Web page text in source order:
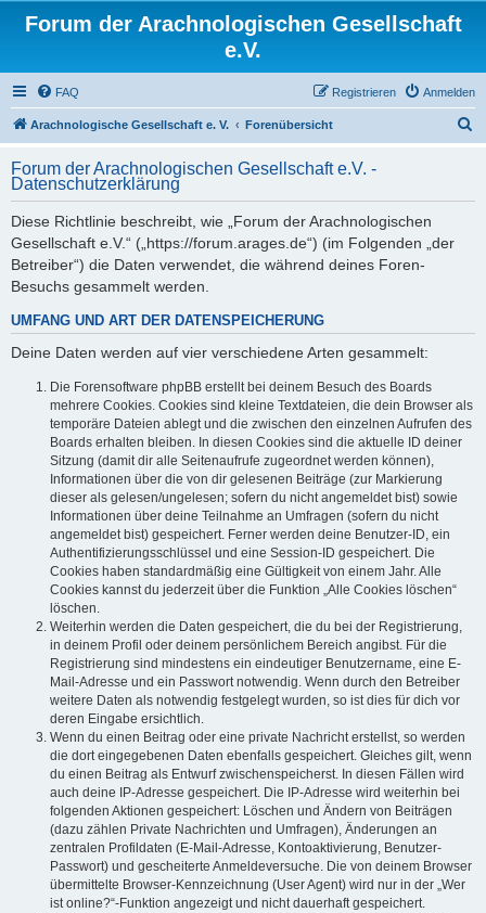
Forum der Arachnologischen Gesellschaft
e.V.
FAQ Anmelden
Registrieren
Arachnologische Gesellschaft e. V. Forenübersicht
h
Forum der Arachnologischen Gesellschaft e.V. -
Datenschutzerklärung
Diese Richtlinie beschreibt, wie „Forum der Arachnologischen
Gesellschaft e.V.“ („https://forum.arages.de“) (im Folgenden „der
Betreiber“) die Daten verwendet, die während deines Foren-
Besuchs gesammelt werden.
UMFANG UND ART DER DATENSPEICHERUNG
Deine Daten werden auf vier verschiedene Arten gesammelt:
Die Forensoftware phpBB erstellt bei deinem Besuch des Boards
mehrere Cookies. Cookies sind kleine Textdateien, die dein Browser als
temporäre Dateien ablegt und die zwischen den einzelnen Aufrufen des
Boards erhalten bleiben. In diesen Cookies sind die aktuelle ID deiner
Sitzung (damit dir alle Seitenaufrufe zugeordnet werden können),
Informationen über die von dir gelesenen Beiträge (zur Markierung
dieser als gelesen/ungelesen; sofern du nicht angemeldet bist) sowie
Informationen über deine Teilnahme an Umfragen (sofern du nicht
angemeldet bist) gespeichert. Ferner werden deine Benutzer-ID, ein
Authentifizierungsschlüssel und eine Session-ID gespeichert. Die
Cookies haben standardmäßig eine Gültigkeit von einem Jahr. Alle
Cookies kannst du jederzeit über die Funktion „Alle Cookies löschen“
löschen.
Weiterhin werden die Daten gespeichert, die du bei der Registrierung,
in deinem Profil oder deinem persönlichem Bereich angibst. Für die
Registrierung sind mindestens ein eindeutiger Benutzername, eine E-
Mail-Adresse und ein Passwort notwendig. Wenn durch den Betreiber
weitere Daten als notwendig festgelegt wurden, so ist dies für dich vor
deren Eingabe ersichtlich.
Wenn du einen Beitrag oder eine private Nachricht erstellst, so werden
die dort eingegebenen Daten ebenfalls gespeichert. Gleiches gilt, wenn
du einen Beitrag als Entwurf zwischenspeicherst. In diesen Fällen wird
auch deine IP-Adresse gespeichert. Die IP-Adresse wird weiterhin bei
folgenden Aktionen gespeichert: Löschen und Ändern von Beiträgen
(dazu zählen Private Nachrichten und Umfragen), Änderungen an
zentralen Profildaten (E-Mail-Adresse, Kontoaktivierung, Benutzer-
Passwort) und gescheiterte Anmeldeversuche. Die von deinem Browser
übermittelte Browser-Kennzeichnung (User Agent) wird nur in der „Wer
ist online?“-Funktion angezeigt und nicht dauerhaft gespeichert.